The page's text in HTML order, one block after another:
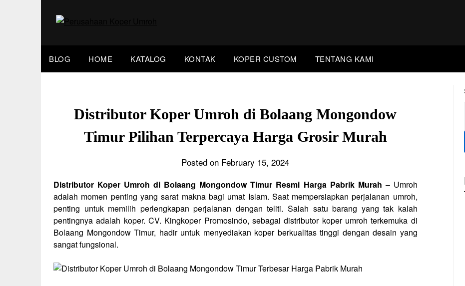
BLOG HOME KATALOG KONTAK KOPER CUSTOM TENTANG KAMI
Distributor Koper Umroh di Bolaang Mongondow
Timur Pilihan Terpercaya Harga Grosir Murah
Posted on February 15, 2024
Distributor Koper Umroh di Bolaang Mongondow Timur Resmi Harga Pabrik Murah – Umroh
adalah momen penting yang sarat makna bagi umat Islam. Saat mempersiapkan perjalanan umroh,
penting untuk memilih perlengkapan perjalanan dengan teliti. Salah satu barang yang tak kalah
pentingnya adalah koper. CV. Kingkoper Promosindo, sebagai distributor koper umroh terkemuka di
Bolaang Mongondow Timur, hadir untuk menyediakan koper berkualitas tinggi dengan desain yang
sangat fungsional.